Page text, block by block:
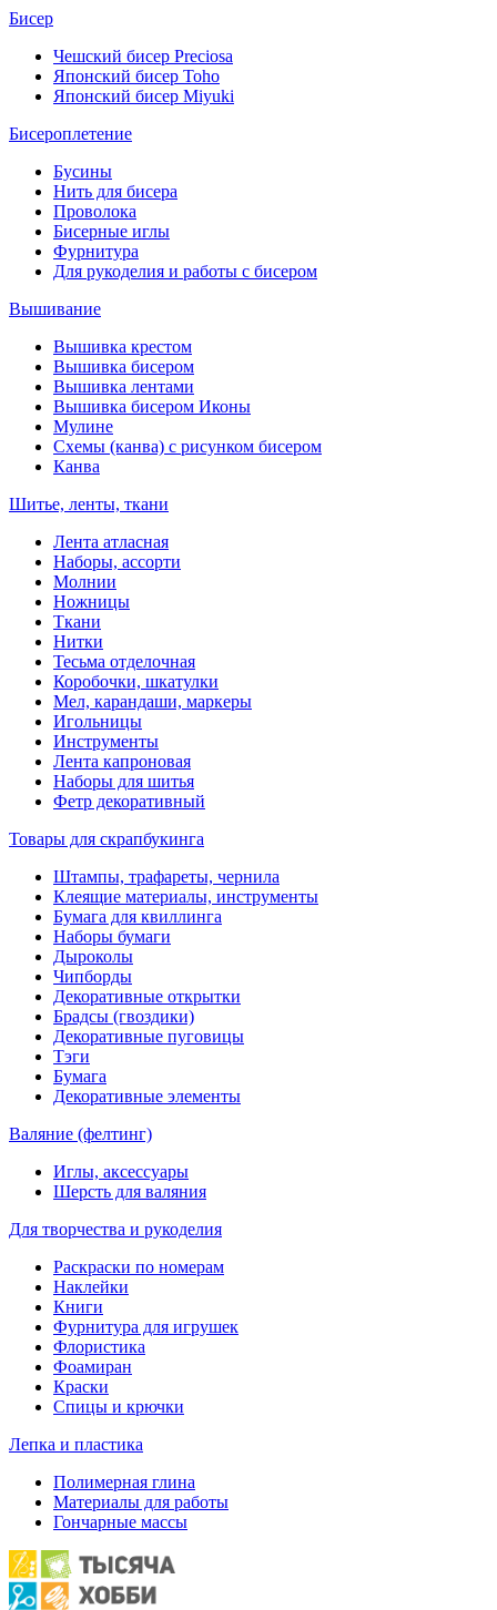
Бисер
Чешский бисер Preciosa
Японский бисер Toho
Японский бисер Miyuki
Бисероплетение
Бусины
Нить для бисера
Проволока
Бисерные иглы
Фурнитура
Для рукоделия и работы с бисером
Вышивание
Вышивка крестом
Вышивка бисером
Вышивка лентами
Вышивка бисером Иконы
Мулине
Схемы (канва) с рисунком бисером
Канва
Шитье, ленты, ткани
Лента атласная
Наборы, ассорти
Молнии
Ножницы
Ткани
Нитки
Тесьма отделочная
Коробочки, шкатулки
Мел, карандаши, маркеры
Игольницы
Инструменты
Лента капроновая
Наборы для шитья
Фетр декоративный
Товары для скрапбукинга
Штампы, трафареты, чернила
Клеящие материалы, инструменты
Бумага для квиллинга
Наборы бумаги
Дыроколы
Чипборды
Декоративные открытки
Брадсы (гвоздики)
Декоративные пуговицы
Тэги
Бумага
Декоративные элементы
Валяние (фелтинг)
Иглы, аксессуары
Шерсть для валяния
Для творчества и рукоделия
Раскраски по номерам
Наклейки
Книги
Фурнитура для игрушек
Флористика
Фоамиран
Краски
Спицы и крючки
Лепка и пластика
Полимерная глина
Материалы для работы
Гончарные массы